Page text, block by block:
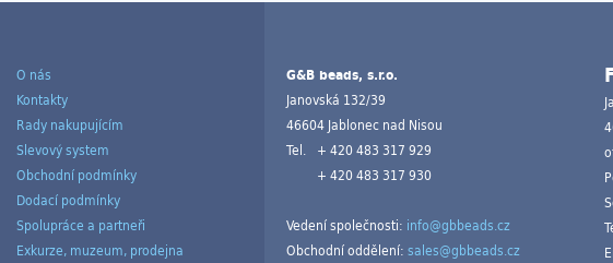
O nás
Kontakty
Rady nakupujícím
Slevový system
Obchodní podmínky
Dodací podmínky
Spolupráce a partneři
Exkurze, muzeum, prodejna
G&B beads, s.r.o.
Janovská 132/39
46604 Jablonec nad Nisou
Tel.
+ 420 483 317 929
+ 420 483 317 930
Vedení společnosti: info@gbbeads.cz
Obchodní oddělení: sales@gbbeads.cz